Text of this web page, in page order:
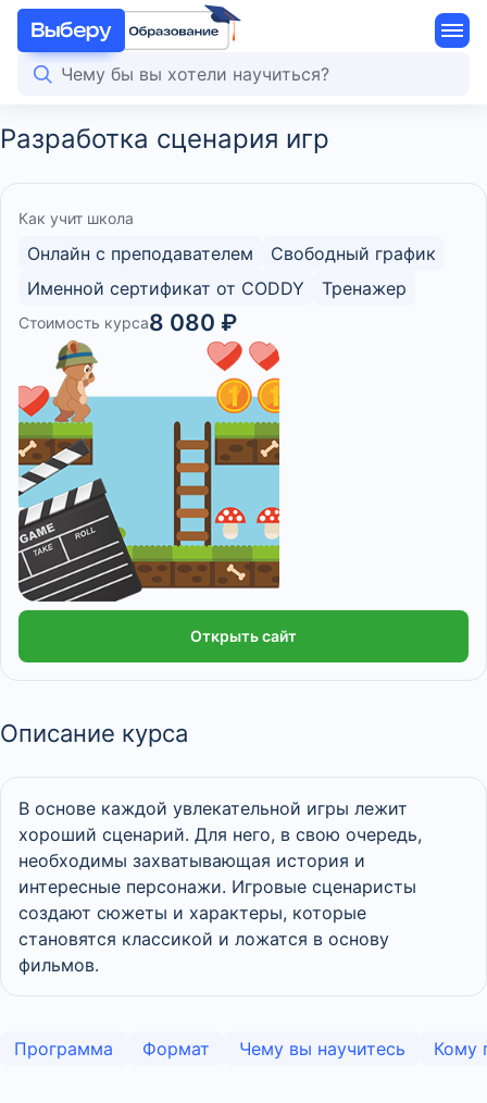
Разработка сценария игр
Как учит школа
Онлайн с преподавателем
Свободный график
Именной сертификат от CODDY
Тренажер
Стоимость курса8 080 ₽
Открыть сайт
Описание курса
В основе каждой увлекательной игры лежит
хороший сценарий. Для него, в свою очередь,
необходимы захватывающая история и
интересные персонажи. Игровые сценаристы
создают сюжеты и характеры, которые
становятся классикой и ложатся в основу
фильмов.
Программа Формат Чему вы научитесь Кому